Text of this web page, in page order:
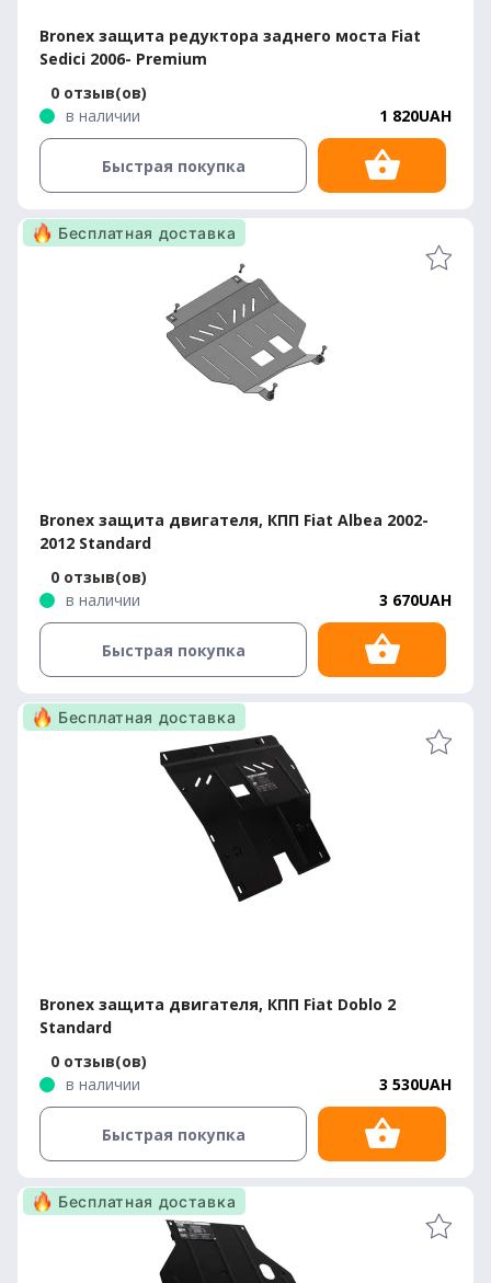
Bronex защита редуктора заднего моста Fiat
Sedici 2006- Premium
0 отзыв(ов)
в наличии
1 820UAH
Быстрая покупка
Bronex защита двигателя, КПП Fiat Albea 2002-
2012 Standard
0 отзыв(ов)
в наличии
3 670UAH
Бесплатная доставка
Быстрая покупка
Bronex защита двигателя, КПП Fiat Doblo 2
Standard
0 отзыв(ов)
в наличии
3 530UAH
Бесплатная доставка
Быстрая покупка
Бесплатная доставка